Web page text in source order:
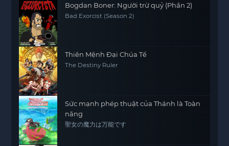
Bogdan Boner: Người trừ quỷ (Phần 2)
Bad Exorcist (Season 2)
Thiên Mệnh Đại Chúa Tể
The Destiny Ruler
Sức mạnh phép thuật của Thánh là Toàn
năng
聖女の魔力は万能です